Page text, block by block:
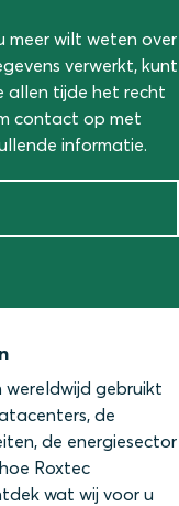
meer wilt weten over
verwerkt, kunt
allen tijde het recht
contact op met
informatie.
gebruikt
de
de energiesector
Roxtec
wat wij voor u